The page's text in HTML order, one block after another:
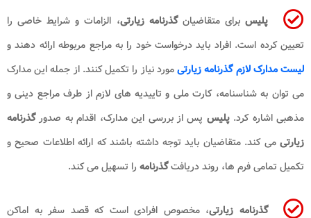
پلیسبرای متقاضیانگذرنامه زیارتی، الزامات و شرایط خاصی را
تعیین کرده است. افراد باید درخواست خود را به مراجع مربوطه ارائه دهند و
لیست مدارک لازم گذرنامه زیارتیمورد نیاز را تکمیل کنند. از جمله این مدارک
می توان به شناسنامه، کارت ملی و تاییدیه های لازم از طرف مراجع دینی و
مذهبی اشاره کرد.پلیس پس از بررسی این مدارک، اقدام به صدورگذرنامه
زیارتی می کند. متقاضیان باید توجه داشته باشند که ارائه اطلاعات صحیح و
تکمیل تمامی فرم ها، روند دریافتگذرنامه را تسهیل می کند.
گذرنامه زیارتی، مخصوص افرادی است که قصد سفر به اماکن